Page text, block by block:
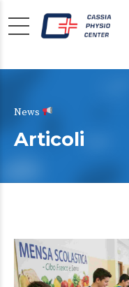
News
Articoli